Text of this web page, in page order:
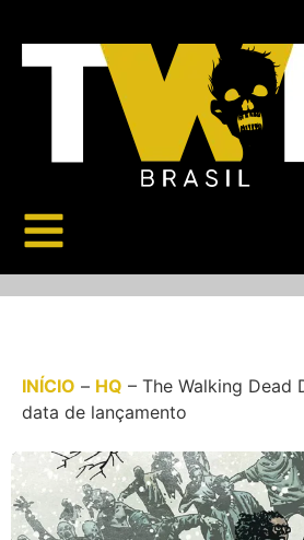
INÍCIO – HQ – The Walking Dead
data de lançamento